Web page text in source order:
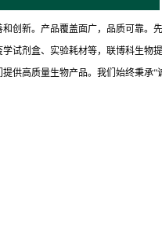
创新。产品覆盖面广，品质可靠
试剂盒、实验耗材等，联博科生
高质量生物产品。我们始终秉承